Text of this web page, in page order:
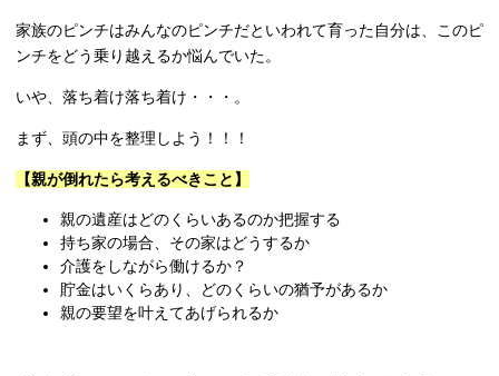
家族のピンチはみんなのピンチだといわれて育った自分は、このピ
ンチをどう乗り越えるか悩んでいた。
いや、落ち着け落ち着け・・・。
まず、頭の中を整理しよう！！！
【親が倒れたら考えるべきこと】
親の遺産はどのくらいあるのか把握する
持ち家の場合、その家はどうするか
介護をしながら働けるか？
貯金はいくらあり、どのくらいの猶予があるか
親の要望を叶えてあげられるか